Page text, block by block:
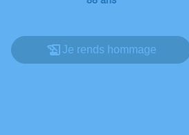
Je rends hommage